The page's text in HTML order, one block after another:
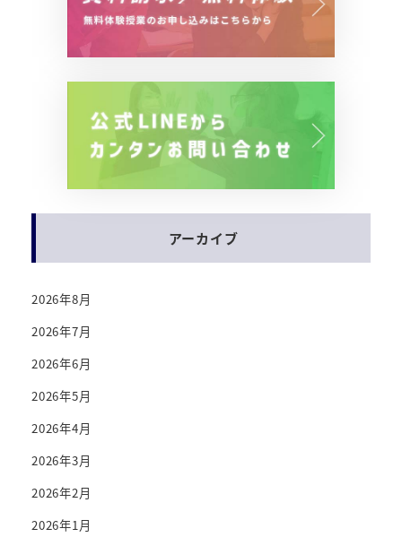
アーカイブ
2026年8月
2026年7月
2026年6月
2026年5月
2026年4月
2026年3月
2026年2月
2026年1月